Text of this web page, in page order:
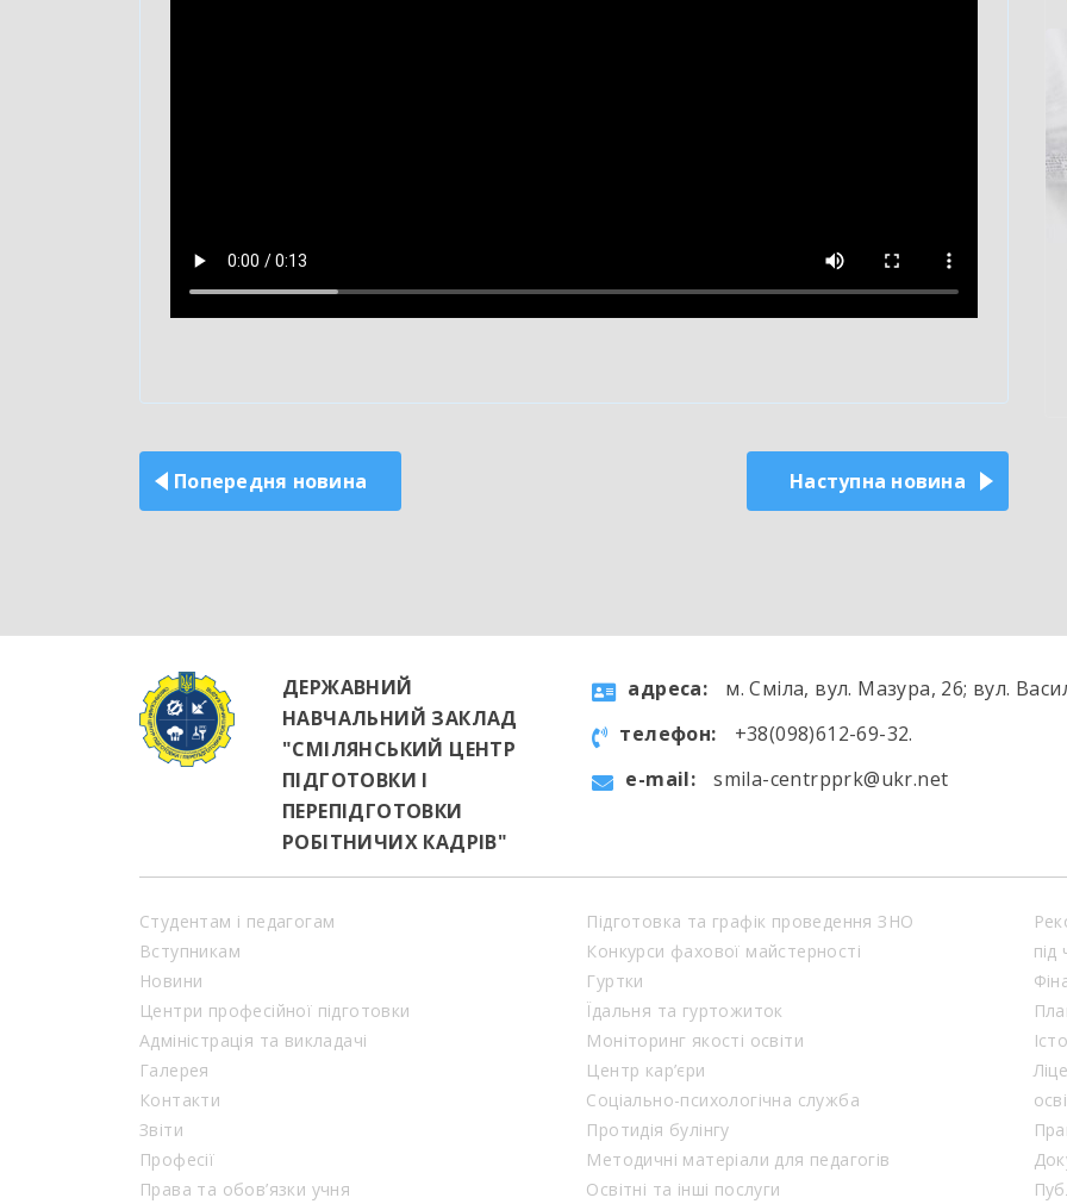
записів
Попередня новина Наступна новина
ДЕРЖАВНИЙ
НАВЧАЛЬНИЙ ЗАКЛАД
"СМІЛЯНСЬКИЙ ЦЕНТР
ПІДГОТОВКИ І
ПЕРЕПІДГОТОВКИ
РОБІТНИЧИХ КАДРІВ"
aдресa:
м. Сміла, вул. Мазура, 26; вул.
телефон:
+38(098)612-69-32.
e-mail:
smila-centrpprk@ukr.net
Студентам і педагогам
Вступникам
Новини
Центри професійної підготовки
Адміністрація та викладачі
Галерея
Контакти
Звіти
Професії
Права та обов’язки учня
Підготовка та графік проведення ЗНО
Конкурси фахової майстерності
Гуртки
Їдальня та гуртожиток
Моніторинг якості освіти
Центр кар’єри
Соціально-психологічна служба
Протидія булінгу
Методичні матеріали для педагогів
Освітні та інші послуги